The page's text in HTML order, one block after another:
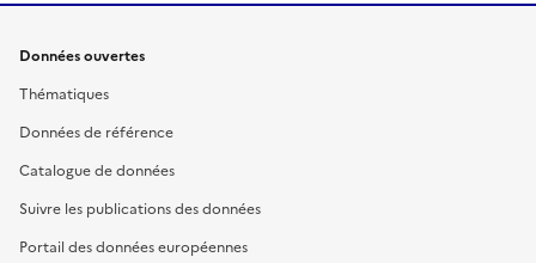
Données ouvertes
Thématiques
Données de référence
Catalogue de données
Suivre les publications des données
Portail des données européennes